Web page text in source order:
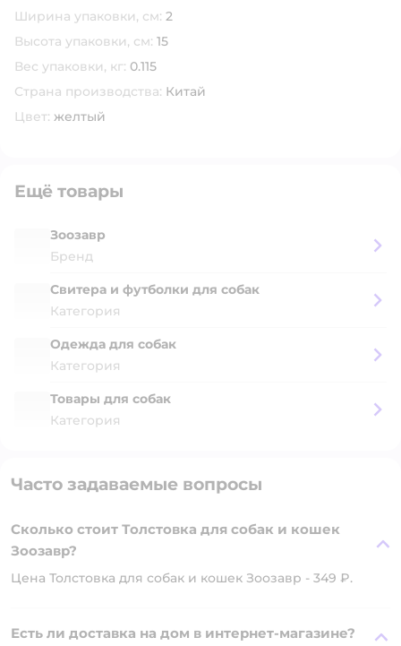
Ширина упаковки, см: 2
Высота упаковки, см: 15
Вес упаковки, кг: 0.115
Страна производства: Китай
Цвет: желтый
Ещё товары
Зоозавр
Бренд
Свитера и футболки для собак
Категория
Одежда для собак
Категория
Товары для собак
Категория
Часто задаваемые вопросы
Сколько стоит Толстовка для собак и кошек
Зоозавр?
Цена Толстовка для собак и кошек Зоозавр - 349 ₽.
Есть ли доставка на дом в интернет-магазине?